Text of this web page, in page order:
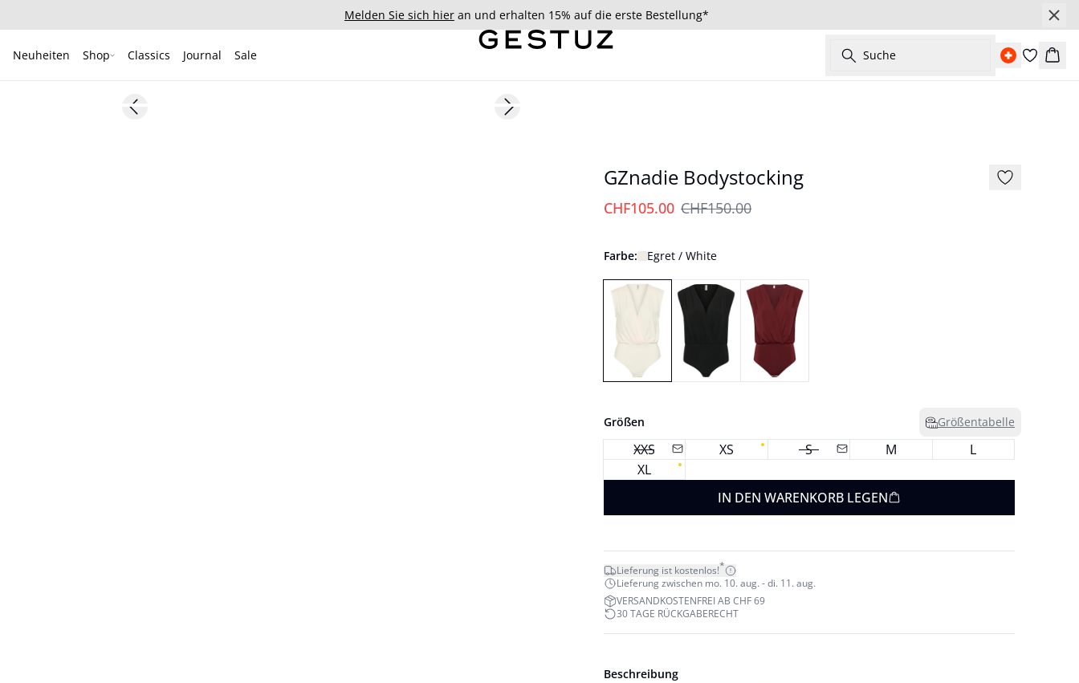
Melden Sie sich hier an und erhalten 15% auf die erste Bestellung*
Neuheiten Shop Classics Journal Sale Suche
179 cm • S/36
- 30%Previous slide Next slide
GZnadie Bodystocking
CHF105.00 CHF150.00
Farbe: Egret / White
Größen Größentabelle
XXS XS S M
L
XL
IN DEN WARENKORB LEGEN
Lieferung ist kostenlos!*
Lieferung zwischen mo. 10. aug. - di. 11. aug.
VERSANDKOSTENFREI AB CHF 69
30 TAGE RÜCKGABERECHT
Beschreibung